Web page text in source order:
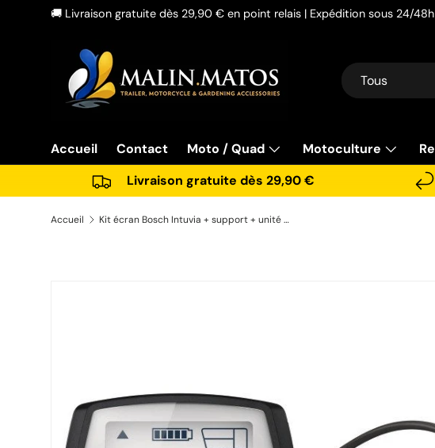
🚚 Livraison gratuite dès 29,90 € en point relais | Expédition sous 24/
Recherche
Type de produit
Tous
Accueil Contact Moto / Quad Motoculture
Livraison gratuite dès 29,90 €
Accueil Kit écran Bosch Intuvia + support + unité de commande VAE E-Bike anthracite Neuf